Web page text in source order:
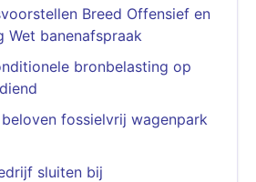
Breed Offensief en
Wet banenafspraak
bronbelasting op
fossielvrij wagenpark
sluiten bij